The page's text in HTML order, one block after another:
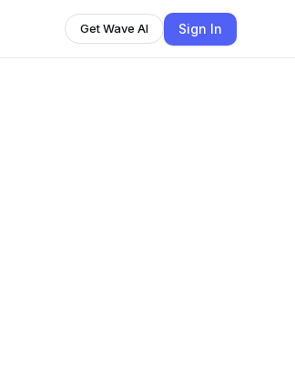
Get Wave AI Sign In